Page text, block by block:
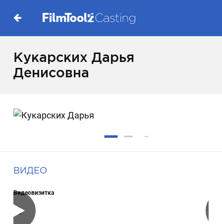
Кукарских Дарья
Денисовна
ВИДЕО
Видеовизитка